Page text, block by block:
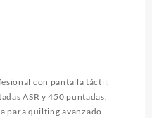
con pantalla táctil,
ASR y 450 puntadas.
para quilting avanzado.